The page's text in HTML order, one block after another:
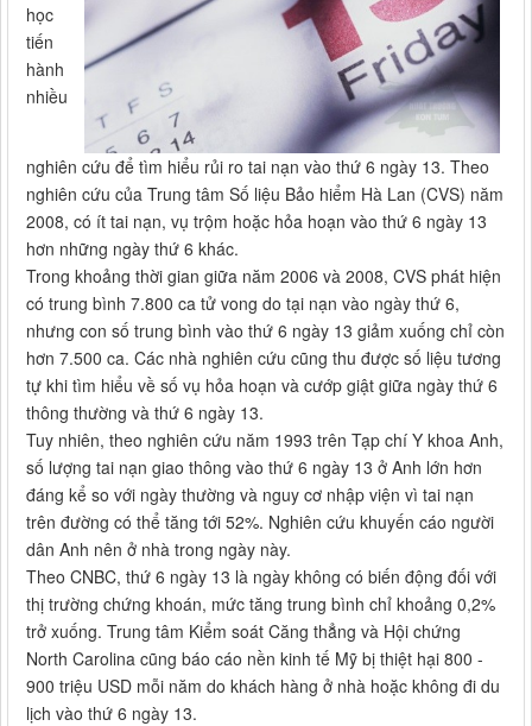
học
tiến
hành
nhiều
nghiên cứu để tìm hiểu rủi ro tai nạn vào thứ 6 ngày 13. Theo
nghiên cứu của Trung tâm Số liệu Bảo hiểm Hà Lan (CVS) năm
2008, có ít tai nạn, vụ trộm hoặc hỏa hoạn vào thứ 6 ngày 13
hơn những ngày thứ 6 khác.
Trong khoảng thời gian giữa năm 2006 và 2008, CVS phát hiện
có trung bình 7.800 ca tử vong do tại nạn vào ngày thứ 6,
nhưng con số trung bình vào thứ 6 ngày 13 giảm xuống chỉ còn
hơn 7.500 ca. Các nhà nghiên cứu cũng thu được số liệu tương
tự khi tìm hiểu về số vụ hỏa hoạn và cướp giật giữa ngày thứ 6
thông thường và thứ 6 ngày 13.
Tuy nhiên, theo nghiên cứu năm 1993 trên Tạp chí Y khoa Anh,
số lượng tai nạn giao thông vào thứ 6 ngày 13 ở Anh lớn hơn
đáng kể so với ngày thường và nguy cơ nhập viện vì tai nạn
trên đường có thể tăng tới 52%. Nghiên cứu khuyến cáo người
dân Anh nên ở nhà trong ngày này.
Theo CNBC, thứ 6 ngày 13 là ngày không có biến động đối với
thị trường chứng khoán, mức tăng trung bình chỉ khoảng 0,2%
trở xuống. Trung tâm Kiểm soát Căng thẳng và Hội chứng
North Carolina cũng báo cáo nền kinh tế Mỹ bị thiệt hại 800 -
900 triệu USD mỗi năm do khách hàng ở nhà hoặc không đi du
lịch vào thứ 6 ngày 13.